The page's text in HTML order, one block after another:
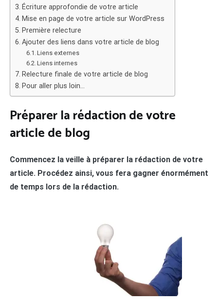
Écriture approfondie de votre article
Mise en page de votre article sur WordPress
Première relecture
Ajouter des liens dans votre article de blog
Liens externes
Liens internes
Relecture finale de votre article de blog
Pour aller plus loin…
Préparer la rédaction de votre
article de blog
Commencez la veille à préparer la rédaction de votre
article. Procédez ainsi, vous fera gagner énormément
de temps lors de la rédaction.